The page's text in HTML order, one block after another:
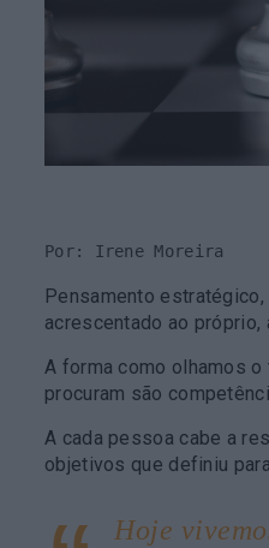
Por: Irene Moreira
Pensamento
acrescentado ao
A forma como olhamos
procuram são
A cada pessoa cabe a
objetivos que definiu
Hoje